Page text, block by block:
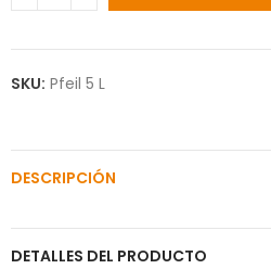
SKU: Pfeil 5 L
DESCRIPCIÓN
DETALLES DEL PRODUCTO